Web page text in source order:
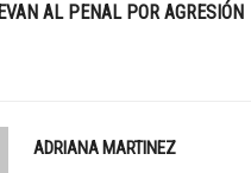
AL PENAL POR AGRESIÓN
ADRIANA MARTINEZ